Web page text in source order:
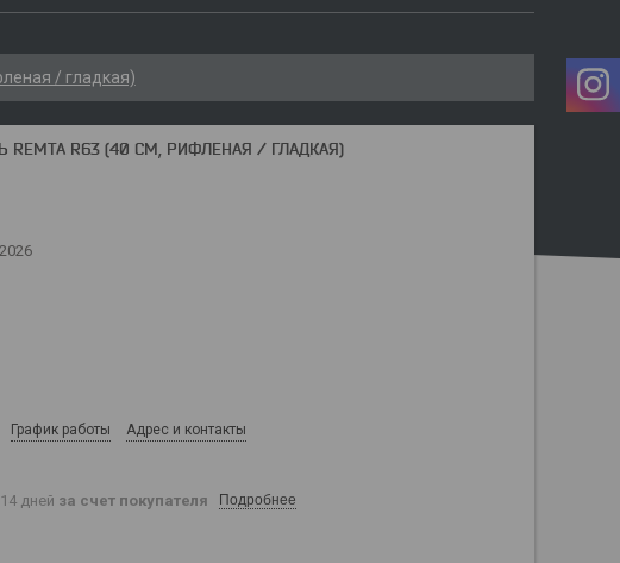
/ гладкая)
R63 (40 СМ, РИФЛЕНАЯ / ГЛАДКАЯ)
График работы Адрес и контакты
дней за счет покупателя Подробнее